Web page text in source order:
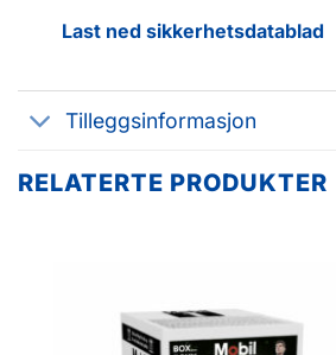
Last ned sikkerhetsdatablad
Tilleggsinformasjon
RELATERTE PRODUKTER